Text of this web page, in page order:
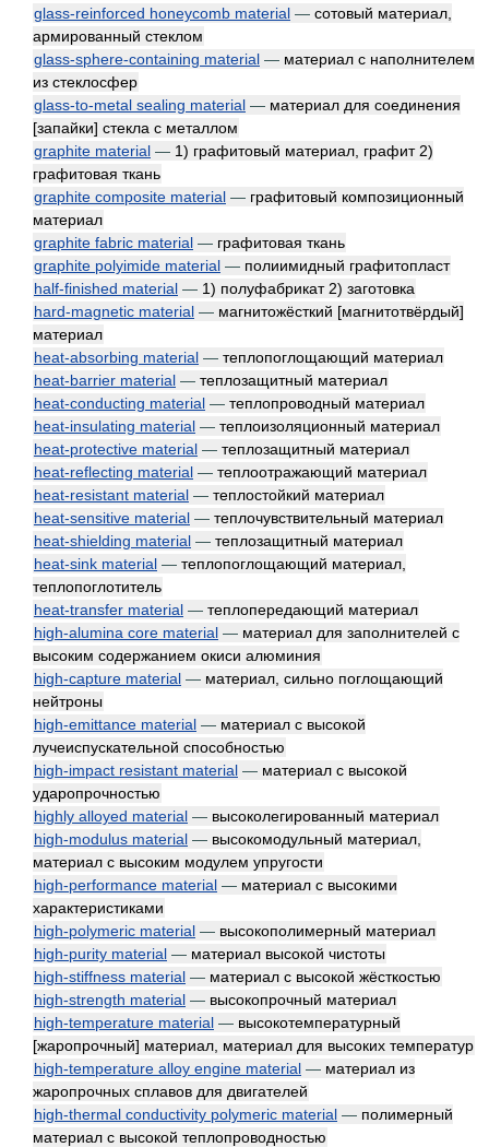
glass-reinforced honeycomb material — сотовый материал,
армированный стеклом
glass-sphere-containing material — материал с наполнителем
из стеклосфер
glass-to-metal sealing material — материал для соединения
[запайки] стекла с металлом
graphite material — 1) графитовый материал, графит 2)
графитовая ткань
graphite composite material — графитовый композиционный
материал
graphite fabric material — графитовая ткань
graphite polyimide material — полиимидный графитопласт
half-finished material — 1) полуфабрикат 2) заготовка
hard-magnetic material — магнитожёсткий [магнитотвёрдый]
материал
heat-absorbing material — теплопоглощающий материал
heat-barrier material — теплозащитный материал
heat-conducting material — теплопроводный материал
heat-insulating material — теплоизоляционный материал
heat-protective material — теплозащитный материал
heat-reflecting material — теплоотражающий материал
heat-resistant material — теплостойкий материал
heat-sensitive material — теплочувствительный материал
heat-shielding material — теплозащитный материал
heat-sink material — теплопоглощающий материал,
теплопоглотитель
heat-transfer material — теплопередающий материал
high-alumina core material — материал для заполнителей с
высоким содержанием окиси алюминия
high-capture material — материал, сильно поглощающий
нейтроны
high-emittance material — материал с высокой
лучеиспускательной способностью
high-impact resistant material — материал с высокой
ударопрочностью
highly alloyed material — высоколегированный материал
high-modulus material — высокомодульный материал,
материал с высоким модулем упругости
high-performance material — материал с высокими
характеристиками
high-polymeric material — высокополимерный материал
high-purity material — материал высокой чистоты
high-stiffness material — материал с высокой жёсткостью
high-strength material — высокопрочный материал
high-temperature material — высокотемпературный
[жаропрочный] материал, материал для высоких температур
high-temperature alloy engine material — материал из
жаропрочных сплавов для двигателей
high-thermal conductivity polymeric material — полимерный
материал с высокой теплопроводностью